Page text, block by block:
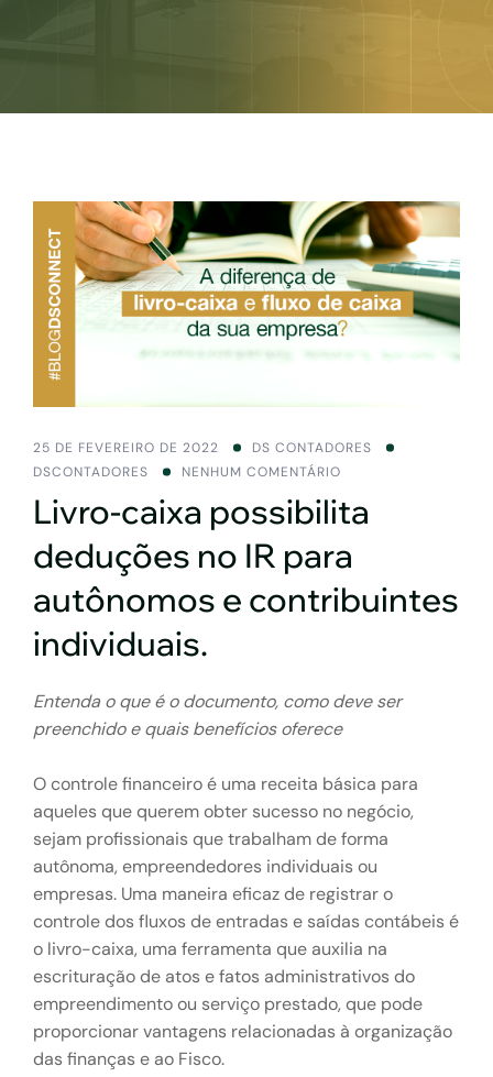
25 DE FEVEREIRO DE 2022
DS CONTADORES
DSCONTADORES
NENHUM COMENTÁRIO
Livro-caixa possibilita
deduções no IR para
autônomos e contribuintes
individuais.
Entenda o que é o documento, como deve ser
preenchido e quais benefícios oferece
O controle financeiro é uma receita básica para
aqueles que querem obter sucesso no negócio,
sejam profissionais que trabalham de forma
autônoma, empreendedores individuais ou
empresas. Uma maneira eficaz de registrar o
controle dos fluxos de entradas e saídas contábeis é
o livro-caixa, uma ferramenta que auxilia na
escrituração de atos e fatos administrativos do
empreendimento ou serviço prestado, que pode
proporcionar vantagens relacionadas à organização
das finanças e ao Fisco.